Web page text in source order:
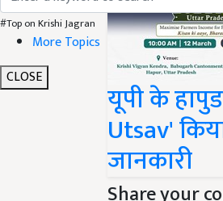
#Top on Krishi Jagran
More Topics
CLOSE
यूपी के
Utsav'
जानकारी